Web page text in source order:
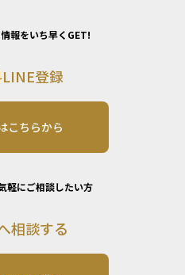
報をいち早くGET!
登録
こちらから
軽にご相談したい方
相談する